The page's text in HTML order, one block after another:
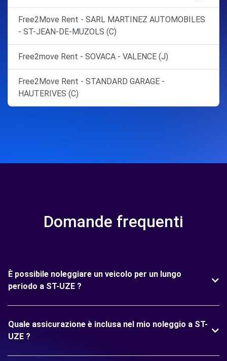
Free2Move Rent - SARL MARTINEZ AUTOMOBILES
- ST-JEAN-DE-MUZOLS (C)
Free2move Rent - SOVACA - VALENCE (J)
Free2Move Rent - STANDARD GARAGE -
HAUTERIVES (C)
Domande frequenti
È possibile noleggiare un veicolo per un lungo
periodo a ST-UZE ?
Quale assicurazione è inclusa nel mio noleggio a ST-
UZE ?